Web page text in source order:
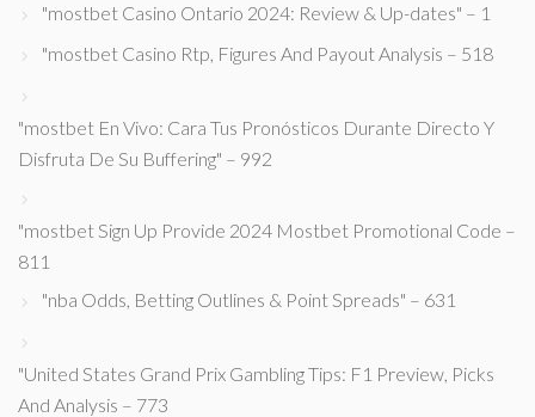
"mostbet Casino Ontario 2024: Review & Up-dates" – 1
"mostbet Casino Rtp, Figures And Payout Analysis – 518
"mostbet En Vivo: Cara Tus Pronósticos Durante Directo Y
Disfruta De Su Buffering" – 992
"mostbet Sign Up Provide 2024 Mostbet Promotional Code –
811
"nba Odds, Betting Outlines & Point Spreads" – 631
"United States Grand Prix Gambling Tips: F1 Preview, Picks
And Analysis – 773